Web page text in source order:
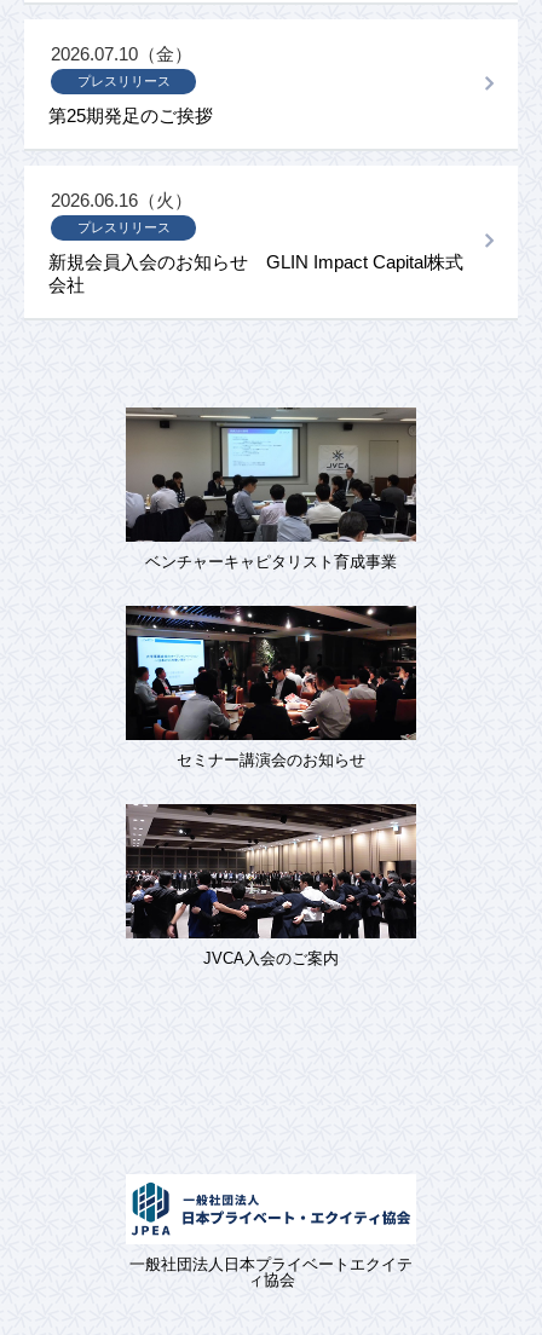
第25期発足のご挨拶
プレスリリース
2026.07.10（金）
新規会員入会のお知らせ GLIN Impact Capital株式
会社
プレスリリース
2026.06.16（火）
ベンチャーキャピタリスト育成事業
セミナー講演会のお知らせ
JVCA入会のご案内
一般社団法人日本プライベートエクイテ
ィ協会